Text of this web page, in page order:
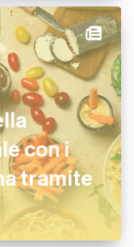
con i
tramite